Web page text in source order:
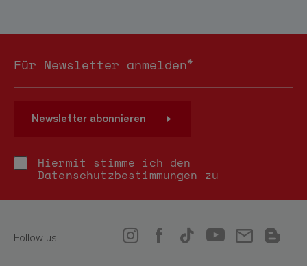
Für Newsletter anmelden*
Newsletter abonnieren
Hiermit stimme ich den
Datenschutzbestimmungen zu
Follow us